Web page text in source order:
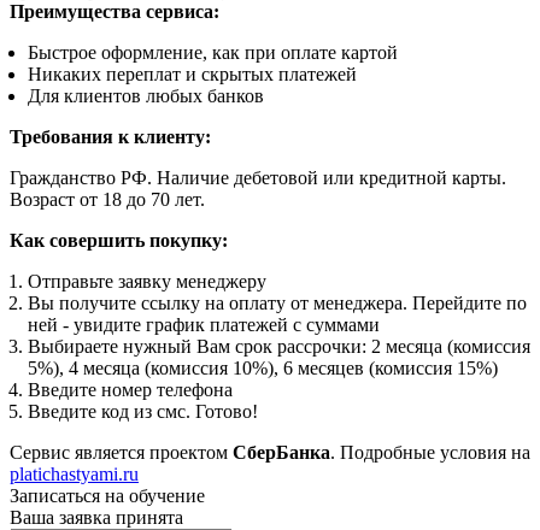
Преимущества сервиса:
Быстрое оформление, как при оплате картой
Никаких переплат и скрытых платежей
Для клиентов любых банков
Требования к клиенту:
Гражданство РФ. Наличие дебетовой или кредитной карты.
Возраст от 18 до 70 лет.
Как совершить покупку:
Отправьте заявку менеджеру
Вы получите ссылку на оплату от менеджера. Перейдите по
ней - увидите график платежей с суммами
Выбираете нужный Вам срок рассрочки: 2 месяца (комиссия
5%), 4 месяца (комиссия 10%), 6 месяцев (комиссия 15%)
Введите номер телефона
Введите код из смс. Готово!
Сервис является проектом СберБанка. Подробные условия на
platichastyami.ru
Записаться на обучение
Ваша заявка принята